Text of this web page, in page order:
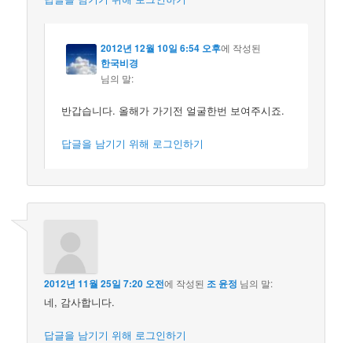
2012년 12월 10일 6:54 오후에 작성된
한국비경
님의 말:
반갑습니다. 올해가 가기전 얼굴한번 보여주시죠.
답글을 남기기 위해 로그인하기
2012년 11월 25일 7:20 오전에 작성된 조 윤정 님의 말:
네, 감사합니다.
답글을 남기기 위해 로그인하기